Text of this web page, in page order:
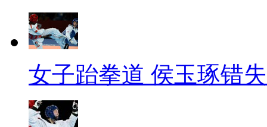
女子跆拳道 侯玉琢错